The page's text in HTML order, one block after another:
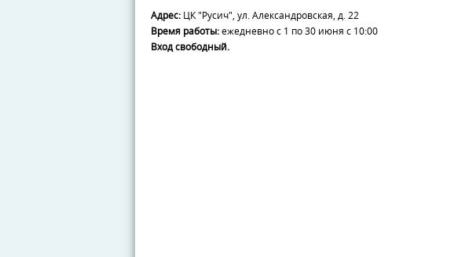
Адрес: ЦК "Русич", ул. Александровская, д. 22
Время работы:ежедневно с 1 по 30 июня с 10:00
Вход свободный.